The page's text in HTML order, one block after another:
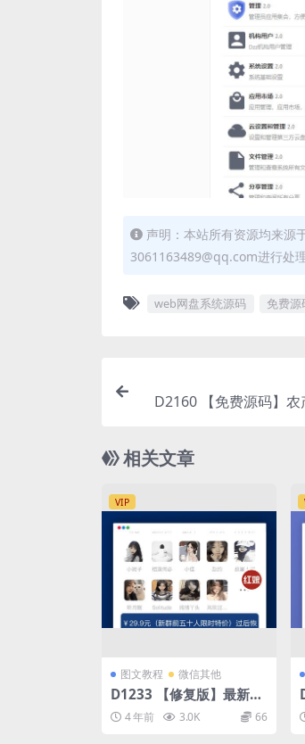
声明：本站所有资源均来源
3061163489@qq.com进行处理
web网盘系统源码 免费源
D2160 【免费源码】
相关文章
VIP
图文教程 微信其他
D1233 【修复版】最新可
自定义微信付费入群 收费
进群系统源码 底部会显示
4 年前 3.0K 66